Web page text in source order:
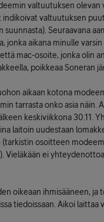
valtuutuksen olevan
indikoivat valtuutuksen
suunnasta). Seuraavana
jonka aikana minulle
mac-osoite, jonka olin
poikkeaa Soneran
aikaan kotona
tarrasta onko asia näin.
keskiviikkona 30.11.
laitoin uudestaan
osoitteen
Vieläkään ei
oikeaan ihmisääneen, ja
tiedoissaan. Aikoi